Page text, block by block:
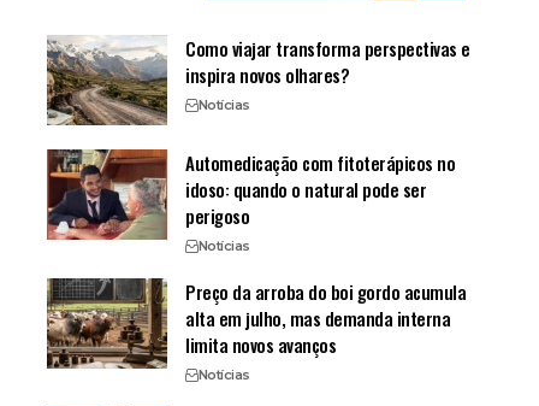
Como viajar transforma perspectivas e
inspira novos olhares?
Notícias
Automedicação com fitoterápicos no
idoso: quando o natural pode ser
perigoso
Notícias
Preço da arroba do boi gordo acumula
alta em julho, mas demanda interna
limita novos avanços
Notícias